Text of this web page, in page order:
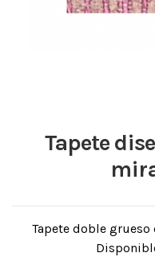
Tapete
Tapete doble